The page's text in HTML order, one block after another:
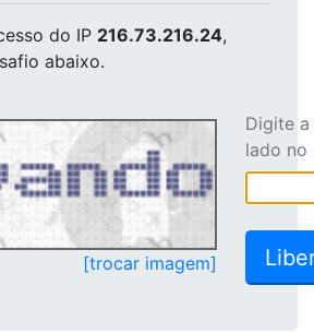
do IP 216.73.216.24,
abaixo.
[trocar imagem]
Digite
lado no